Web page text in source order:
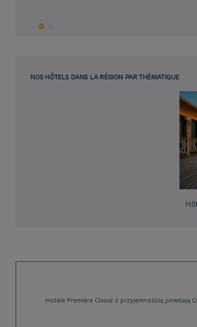
NOS HÔTELS DANS LA RÉGION PAR THÉMATIQUE
Hotele Première Classe z przyjemnością powitają